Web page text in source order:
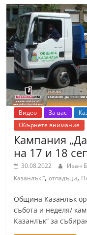
Видео За вас
Обърнете внимание
Кампания
на 17 и 18
30.08.2022 Иван
Казанлък!“,отпадъци,
Община Казанлък
събота и неделя/
Казанлък“ за